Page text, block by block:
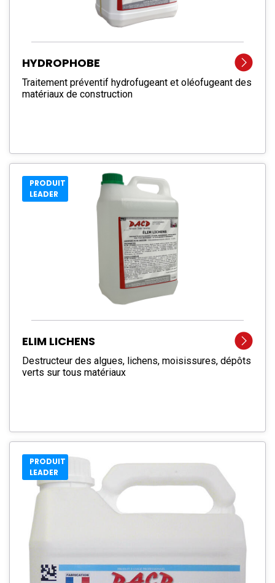
HYDROPHOBE
Traitement préventif hydrofugeant et oléofugeant des
matériaux de construction
PRODUIT
LEADER
ELIM LICHENS
Destructeur des algues, lichens, moisissures, dépôts
verts sur tous matériaux
PRODUIT
LEADER